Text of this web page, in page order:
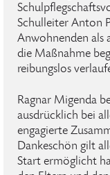
Schulleiter Anton
Anwohnenden als
die Maßnahme
reibungslos
Ragnar Migenda
ausdrücklich bei
engagierte
Dankeschön gilt
Start ermöglicht